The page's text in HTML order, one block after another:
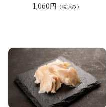
1,060円 （税込み）